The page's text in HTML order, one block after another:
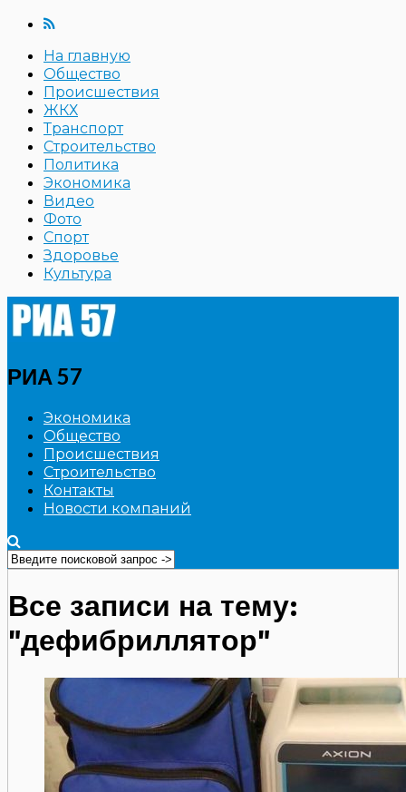
На главную
Общество
Происшествия
ЖКХ
Транспорт
Строительство
Политика
Экономика
Видео
Фото
Спорт
Здоровье
Культура
РИА 57
Экономика
Общество
Происшествия
Строительство
Контакты
Новости компаний
Все записи на тему:
"дефибриллятор"